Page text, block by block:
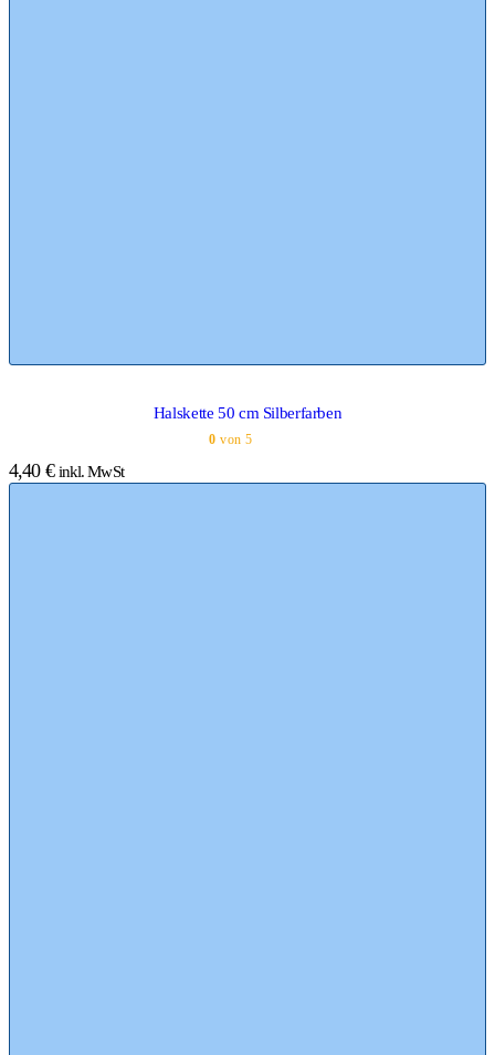
Halskette 50 cm Silberfarben
0 von 5
4,40 € inkl. MwSt